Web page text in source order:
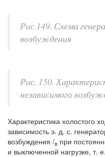
Рис 149. Схема
возбуждения
Рис. 150.
независимого
Характеристика холостого
зависимость э. д. с.
возбуждения /в при
и выключенной нагрузке, т.